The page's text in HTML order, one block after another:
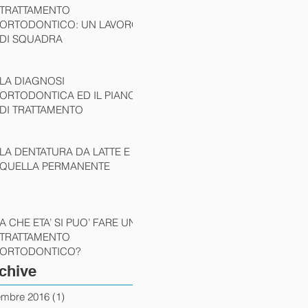
TRATTAMENTO
ORTODONTICO: UN LAVORO
DI SQUADRA
LA DIAGNOSI
ORTODONTICA ED IL PIANO
DI TRATTAMENTO
LA DENTATURA DA LATTE E
QUELLA PERMANENTE
A CHE ETA’ SI PUO’ FARE UN
TRATTAMENTO
ORTODONTICO?
2016 (1)